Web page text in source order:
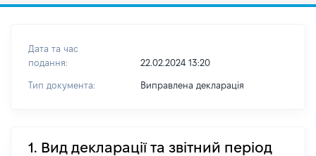
Дата та час
подання:
22.02.2024 13:20
Тип документа: Виправлена декларація
1. Вид декларації та звітний період